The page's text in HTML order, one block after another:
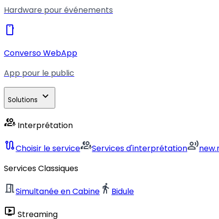
Hardware pour événements
smartphone
Converso WebApp
App pour le public
Solutions expand_more
interpreter_mode Interprétation
routeChoisir le serviceinterpreter_modeServices d'interprétationrecord_voice_over
Services Classiques
meeting_roomSimultanée en Cabine directions_walk Bidule
live_tv Streaming